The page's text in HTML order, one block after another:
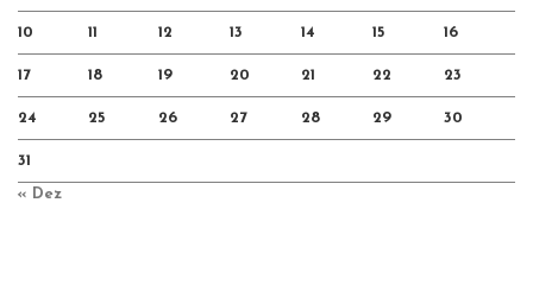
10 11 12 13 14 15 16
17 18 19 20 21 22 23
24 25 26 27 28 29 30
31
« Dez